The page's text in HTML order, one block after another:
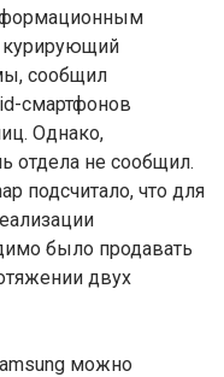
курирующий
сообщил
смартфонов
Однако,
отдела не сообщил.
подсчитало, что для
было продавать
двух
можно